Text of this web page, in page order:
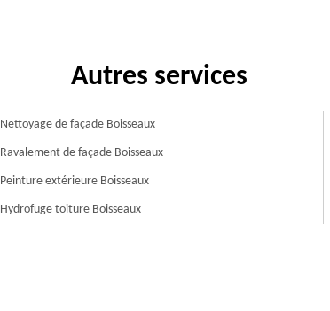
Autres services
Nettoyage de façade Boisseaux
Ravalement de façade Boisseaux
Peinture extérieure Boisseaux
Hydrofuge toiture Boisseaux